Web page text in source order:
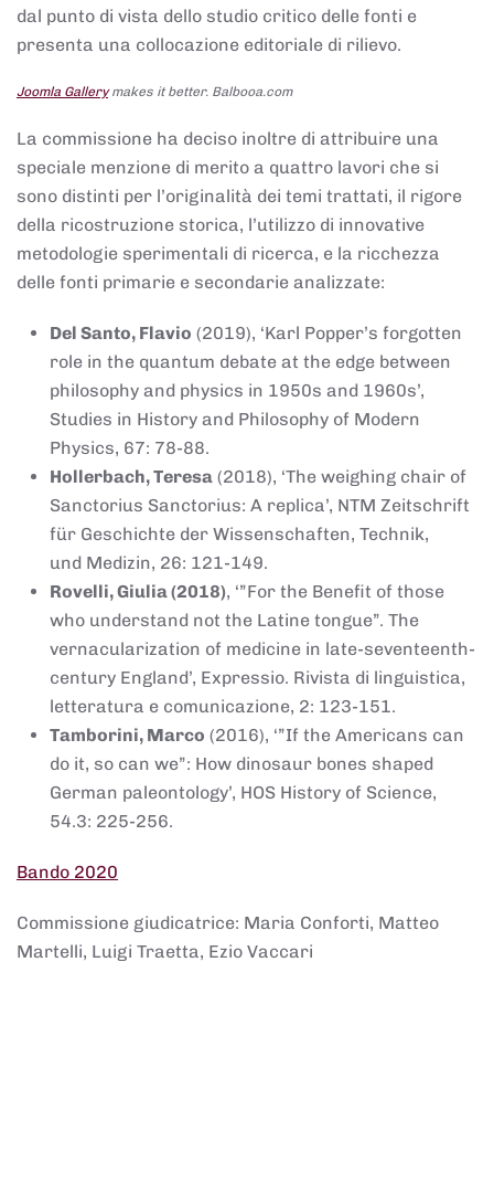
dal punto di vista dello studio critico delle fonti e
presenta una collocazione editoriale di rilievo.
Joomla Gallerymakes it better. Balbooa.com
La commissione ha deciso inoltre di attribuire una
speciale menzione di merito a quattro lavori che si
sono distinti per l’originalità dei temi trattati, il rigore
della ricostruzione storica, l’utilizzo di innovative
metodologie sperimentali di ricerca, e la ricchezza
delle fonti primarie e secondarie analizzate:
Del Santo, Flavio (2019), ‘Karl Popper’s forgotten
role in the quantum debate at the edge between
philosophy and physics in 1950s and 1960s’,
Studies in History and Philosophy of Modern
Physics, 67: 78-88.
Hollerbach, Teresa (2018), ‘The weighing chair of
Sanctorius Sanctorius: A replica’, NTM Zeitschrift
für Geschichte der Wissenschaften, Technik,
und Medizin, 26: 121-149.
Rovelli, Giulia (2018), ‘”For the Benefit of those
who understand not the Latine tongue”. The
vernacularization of medicine in late-seventeenth-
century England’, Expressio. Rivista di linguistica,
letteratura e comunicazione, 2: 123-151.
Tamborini, Marco (2016), ‘”If the Americans can
do it, so can we”: How dinosaur bones shaped
German paleontology’, HOS History of Science,
54.3: 225-256.
Bando 2020
Commissione giudicatrice: Maria Conforti, Matteo
Martelli, Luigi Traetta, Ezio Vaccari